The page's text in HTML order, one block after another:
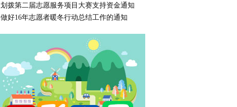
划拨第二届志愿服务项目大赛支持资金通知
做好16年志愿者暖冬行动总结工作的通知